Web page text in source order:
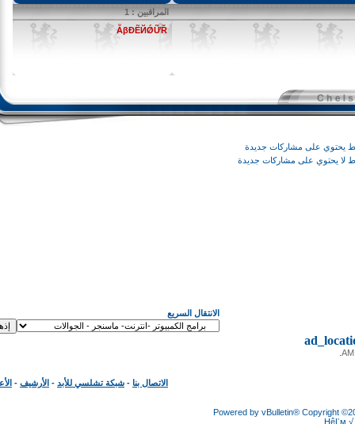
المراقبين : 1
ẪβĐẼЙǾỮŘ
على مشاركات جديدة
على مشاركات جديدة
الانتقال السريع
الاتصال بنا- شبكة تشلسي للأبد -الأرشيف-الأعلى
Powered by vBulletin®